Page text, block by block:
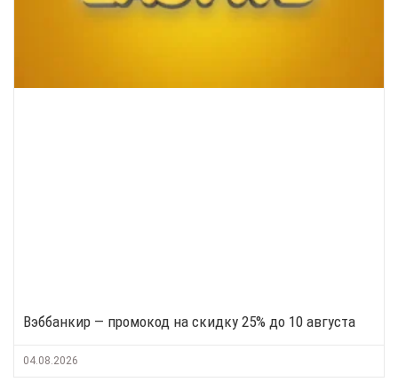
Вэббанкир — промокод на скидку 25% до 10 августа
04.08.2026